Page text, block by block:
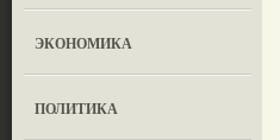
ЭКОНОМИКА
ПОЛИТИКА